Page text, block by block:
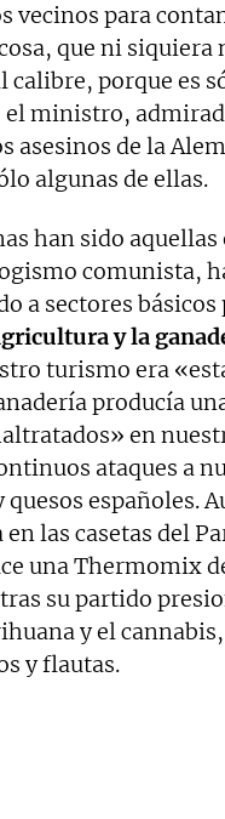
vecinos para
que ni siquiera
calibre, porque es
el ministro,
asesinos de la
algunas de ellas.
han sido aquellas
comunista,
a sectores
y la
turismo era
producía
en
ataques a
españoles.
las casetas del
una Thermomix
su partido
y el
y flautas.